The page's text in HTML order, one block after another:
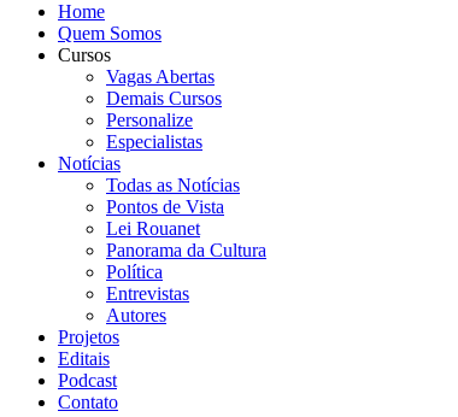
Home
Quem Somos
Cursos
Vagas Abertas
Demais Cursos
Personalize
Especialistas
Notícias
Todas as Notícias
Pontos de Vista
Lei Rouanet
Panorama da Cultura
Política
Entrevistas
Autores
Projetos
Editais
Podcast
Contato